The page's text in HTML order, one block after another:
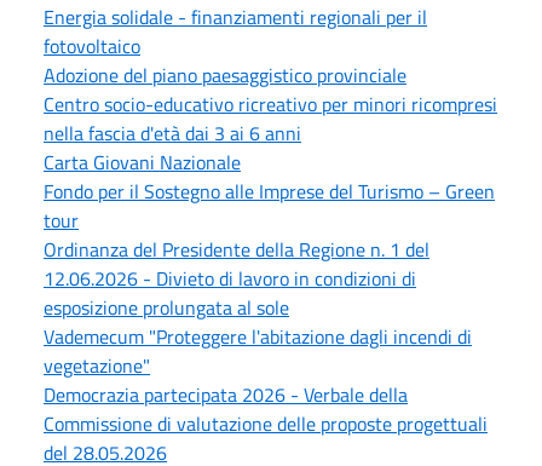
Energia solidale - finanziamenti regionali per il
fotovoltaico
Adozione del piano paesaggistico provinciale
Centro socio-educativo ricreativo per minori ricompresi
nella fascia d'età dai 3 ai 6 anni
Carta Giovani Nazionale
Fondo per il Sostegno alle Imprese del Turismo – Green
tour
Ordinanza del Presidente della Regione n. 1 del
12.06.2026 - Divieto di lavoro in condizioni di
esposizione prolungata al sole
Vademecum "Proteggere l'abitazione dagli incendi di
vegetazione"
Democrazia partecipata 2026 - Verbale della
Commissione di valutazione delle proposte progettuali
del 28.05.2026